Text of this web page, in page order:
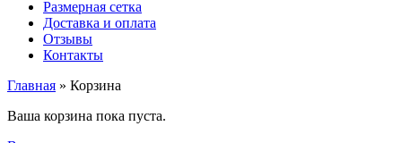
Размерная сетка
Доставка и оплата
Отзывы
Контакты
Главная » Корзина
Ваша корзина пока пуста.